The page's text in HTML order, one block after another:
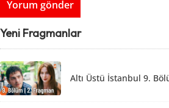
Yeni Fragmanlar
Altı Üstü İstanbul 9.